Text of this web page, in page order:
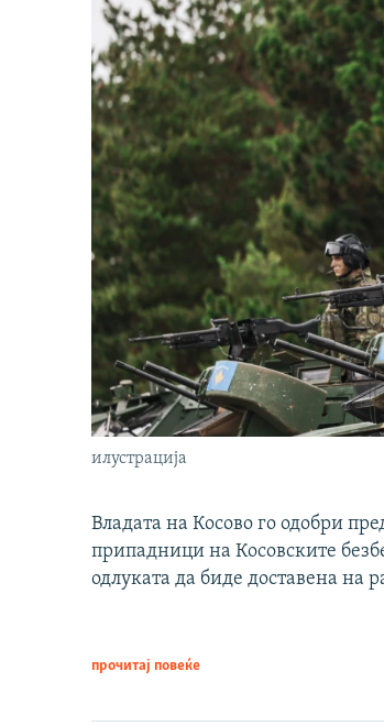
илустрација
Владата на Косово го одобри
припадници на Косовските
одлуката да биде доставена на
прочитај повеќе